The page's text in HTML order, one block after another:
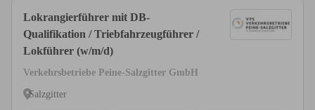
Lokrangierführer mit DB-
Qualifikation / Triebfahrzeugführer /
Lokführer (w/m/d)
Verkehrsbetriebe Peine-Salzgitter GmbH
Salzgitter